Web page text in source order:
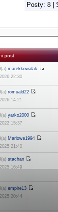
Posty: 8 |
post
marekkowalak
22:30
romuald22
14:21
yarko2000
15:37
Marlowe1994
21:40
stachan
16:49
empire13
20:44